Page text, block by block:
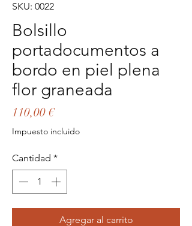
SKU: 0022
Bolsillo
portadocumentos a
bordo en piel plena
flor graneada
110,00 €Precio
Impuesto incluido
Cantidad *
Agregar al carrito